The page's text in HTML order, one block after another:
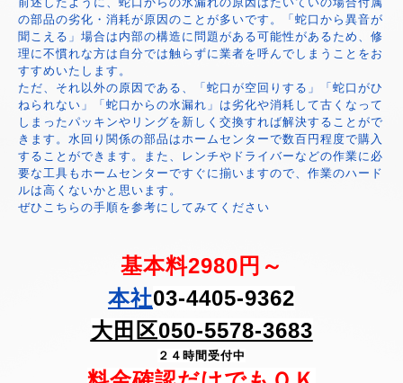
の部品の劣化・消耗が原因のことが多いです。「蛇口から異音が
聞こえる」場合は内部の構造に問題がある可能性があるため、修
理に不慣れな方は自分では触らずに業者を呼んでしまうことをお
すすめいたします。
ただ、それ以外の原因である、「蛇口が空回りする」「蛇口がひ
ねられない」「蛇口からの水漏れ」は劣化や消耗して古くなって
しまったパッキンやリングを新しく交換すれば解決することがで
きます。水回り関係の部品はホームセンターで数百円程度で購入
することができます。また、レンチやドライバーなどの作業に必
要な工具もホームセンターですぐに揃いますので、作業のハード
ルは高くないかと思います。
ぜひこちらの手順を参考にしてみてください
基本料2980円～
本社03-4405-9362
大田区050-5578-3683
２４時間受付中